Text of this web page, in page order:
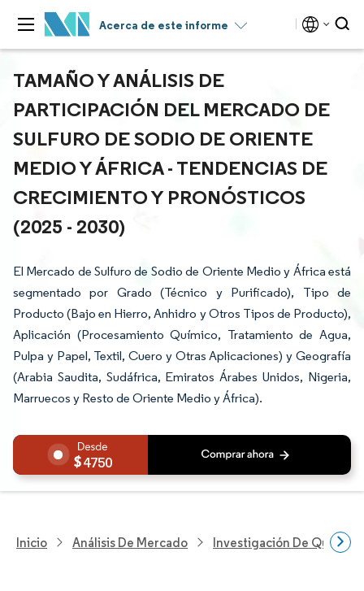
Acerca de este informe
TAMAÑO Y ANÁLISIS DE
PARTICIPACIÓN DEL MERCADO DE
SULFURO DE SODIO DE ORIENTE
MEDIO Y ÁFRICA - TENDENCIAS DE
CRECIMIENTO Y PRONÓSTICOS
(2025 - 2030)
El Mercado de Sulfuro de Sodio de Oriente Medio y África está
segmentado por Grado (Técnico y Purificado), Tipo de
Producto (Bajo en Hierro, Anhidro y Otros Tipos de Producto),
Aplicación (Procesamiento Químico, Tratamiento de Agua,
Pulpa y Papel, Textil, Cuero y Otras Aplicaciones) y Geografía
(Arabia Saudita, Sudáfrica, Emiratos Árabes Unidos, Nigeria,
Marruecos y Resto de Oriente Medio y África).
4750
Inicio Análisis De Mercado Investigación De